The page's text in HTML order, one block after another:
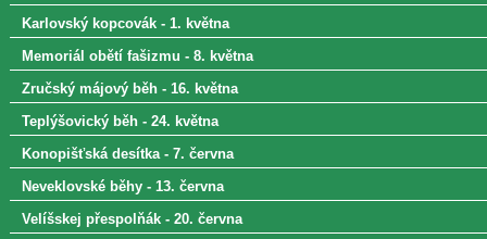
Karlovský kopcovák - 1. května
Memoriál obětí fašizmu - 8. května
Zručský májový běh - 16. května
Teplýšovický běh - 24. května
Konopišťská desítka - 7. června
Neveklovské běhy - 13. června
Velíšskej přespolňák - 20. června